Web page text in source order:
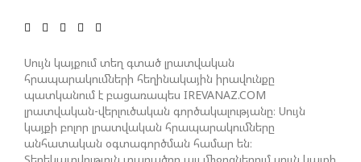
ՄԱԼԴԻՎՑԻ ԳՈՐԾԸՆԿԵՐ ՄՈՀԱՄՄԵԴ ՄՈՒԻԶԱՅԻՆ.
«ՄԵՆՔ ԳՈՀ ԵՆՔ ԱԴՐԲԵՋԱՆԻ ԵՎ ՄԱԼԴԻՎՆԵՐԻ
ՄԻՋԵՎ ՀԱՐԱԲԵՐՈՒԹՅՈՒՆՆԵՐԻ ԴԻՆԱՄԻԿ
ԶԱՐԳԱՑՈՒՄԻՑ»
Սույն կայքում տեղ գտած լրատվական
հրապարակումների հեղինակային իրավունքը
պատկանում է բացառապես IREVANAZ.COM
լրատվական-վերլուծական գործակալությանը։ Սույն
կայքի բոլոր լրատվական հրապարակումները
անհատական օգտագործման համար են։
Տեղեկատվություն տարածող այլ միջոցներում սույն կայքի